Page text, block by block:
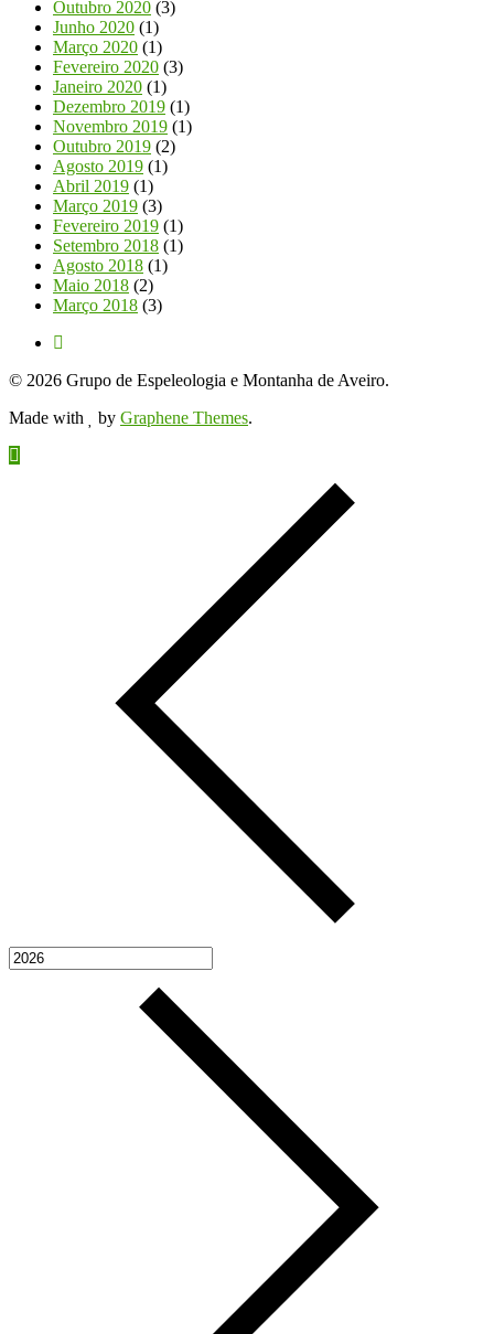
Outubro 2020 (3)
Junho 2020 (1)
Março 2020 (1)
Fevereiro 2020 (3)
Janeiro 2020 (1)
Dezembro 2019 (1)
Novembro 2019 (1)
Outubro 2019 (2)
Agosto 2019 (1)
Abril 2019 (1)
Março 2019 (3)
Fevereiro 2019 (1)
Setembro 2018 (1)
Agosto 2018 (1)
Maio 2018 (2)
Março 2018 (3)
© 2026 Grupo de Espeleologia e Montanha de Aveiro.
Made with
by Graphene Themes.